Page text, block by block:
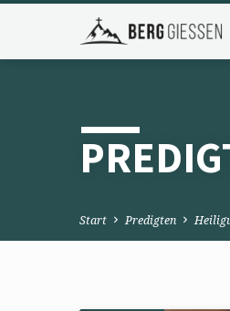
Start Predigten